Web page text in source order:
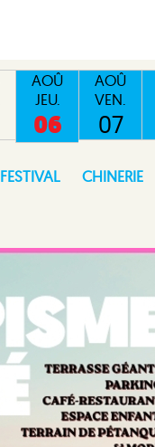
AOÛ
JEU.
06
AOÛ
VEN.
07
FESTIVAL CHINERIE